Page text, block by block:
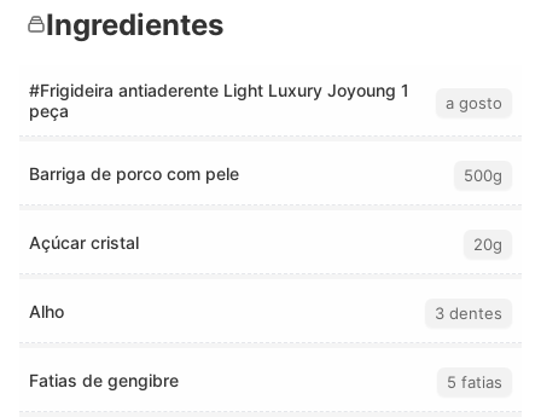
Ingredientes
#Frigideira antiaderente Light Luxury Joyoung 1
peça
a gosto
Barriga de porco com pele 500g
Açúcar cristal 20g
Alho 3 dentes
Fatias de gengibre 5 fatias